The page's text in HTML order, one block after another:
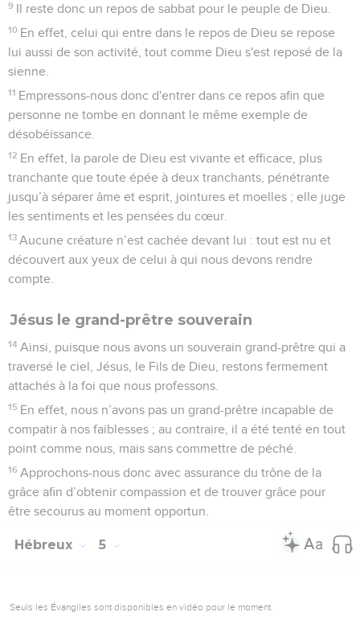
9 Il reste donc un repos de sabbat pour le peuple de Dieu.
10 En effet, celui qui entre dans le repos de Dieu se repose
lui aussi de son activité, tout comme Dieu s'est reposé de la
sienne.
11 Empressons-nous donc d'entrer dans ce repos afin que
personne ne tombe en donnant le même exemple de
désobéissance.
12 En effet, la parole de Dieu est vivante et efficace, plus
tranchante que toute épée à deux tranchants, pénétrante
jusqu’à séparer âme et esprit, jointures et moelles ; elle juge
les sentiments et les pensées du cœur.
13 Aucune créature n’est cachée devant lui : tout est nu et
découvert aux yeux de celui à qui nous devons rendre
compte.
Jésus le grand-prêtre souverain
14 Ainsi, puisque nous avons un souverain grand-prêtre qui a
traversé le ciel, Jésus, le Fils de Dieu, restons fermement
attachés à la foi que nous professons.
15 En effet, nous n’avons pas un grand-prêtre incapable de
compatir à nos faiblesses ; au contraire, il a été tenté en tout
point comme nous, mais sans commettre de péché.
16 Approchons-nous donc avec assurance du trône de la
grâce afin d’obtenir compassion et de trouver grâce pour
être secourus au moment opportun.
Hébreux 5
Seuls les Évangiles sont disponibles en vidéo pour le moment.